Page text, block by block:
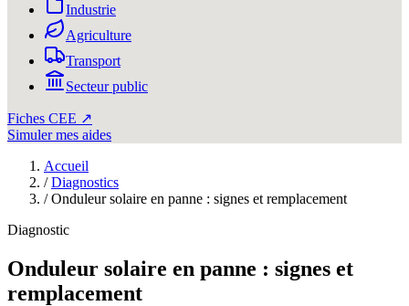
Industrie
Agriculture
Transport
Secteur public
Fiches CEE ↗
Simuler mes aides
Accueil
/ Diagnostics
/ Onduleur solaire en panne : signes et remplacement
Diagnostic
Onduleur solaire en panne : signes et
remplacement